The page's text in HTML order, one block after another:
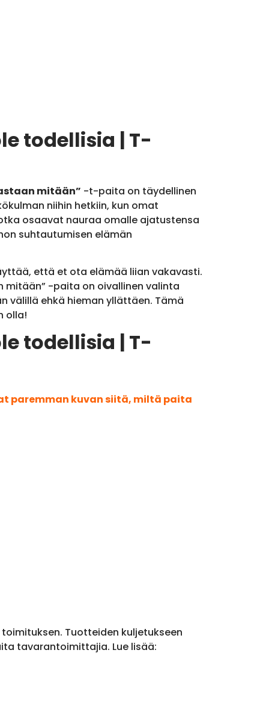
todellisia | T-
mitään” -t-paita on täydellinen
niihin hetkiin, kun omat
osaavat nauraa omalle ajatustensa
suhtautumisen elämän
että et ota elämää liian vakavasti.
mitään” -paita on oivallinen valinta
välillä ehkä hieman yllättäen. Tämä
olla!
todellisia | T-
paremman kuvan siitä, miltä paita
Tuotteiden kuljetukseen
tavarantoimittajia. Lue lisää: